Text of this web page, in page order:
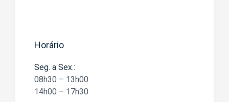
Horário
Seg. a Sex.:
08h30 – 13h00
14h00 – 17h30